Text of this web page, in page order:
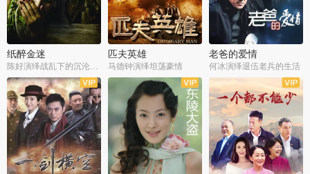
纸醉金迷 匹夫英雄
马德钟演绎坦荡豪情
老爸的爱情
何冰演绎退伍老兵的生活
全40集
全33集 全36集